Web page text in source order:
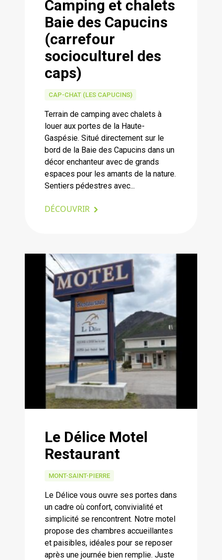
Camping et chalets
Baie des Capucins
(carrefour
socioculturel des
caps)
CAP-CHAT (LES CAPUCINS)
Terrain de camping avec chalets à
louer aux portes de la Haute-
Gaspésie. Situé directement sur le
bord de la Baie des Capucins dans un
décor enchanteur avec de grands
espaces pour les amants de la nature.
Sentiers pédestres avec...
DÉCOUVRIR
Le Délice Motel
Restaurant
MONT-SAINT-PIERRE
Le Délice vous ouvre ses portes dans
un cadre où confort, convivialité et
simplicité se rencontrent. Notre motel
propose des chambres accueillantes
et paisibles, idéales pour se reposer
après une journée bien remplie. Juste